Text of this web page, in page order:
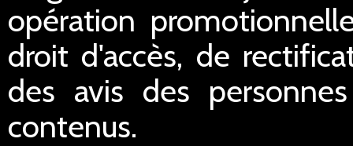
opération
droit d'accès, de
des avis des
contenus.